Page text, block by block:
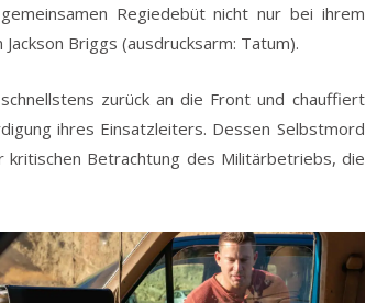
Regiedebüt nicht nur bei ihrem
Briggs (ausdrucksarm: Tatum).
zurück an die Front und chauffiert
ihres Einsatzleiters. Dessen Selbstmord
kritischen Betrachtung des Militärbetriebs, die